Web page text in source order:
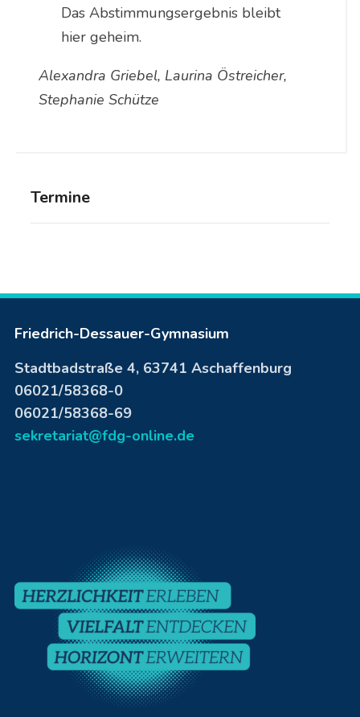
Termine
Das Abstimmungsergebnis bleibt
hier geheim.
Alexandra Griebel, Laurina Östreicher,
Stephanie Schütze
Friedrich-Dessauer-Gymnasium
Stadtbadstraße 4, 63741 Aschaffenburg
06021/58368-0
06021/58368-69
sekretariat@fdg-online.de